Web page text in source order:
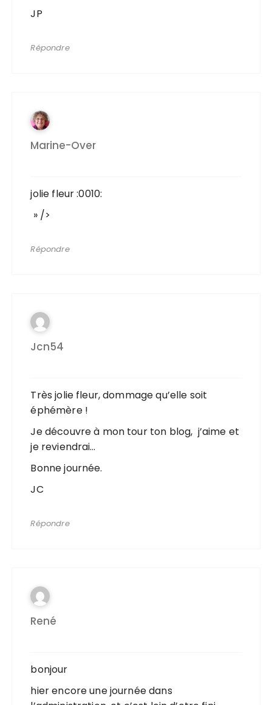
JP
Répondre
Marine-Over
jolie fleur :0010:
» />
Répondre
Jcn54
Très jolie fleur, dommage qu’elle soit
éphémère !
Je découvre à mon tour ton blog, j’aime et
je reviendrai…
Bonne journée.
JC
Répondre
René
bonjour
hier encore une journée dans